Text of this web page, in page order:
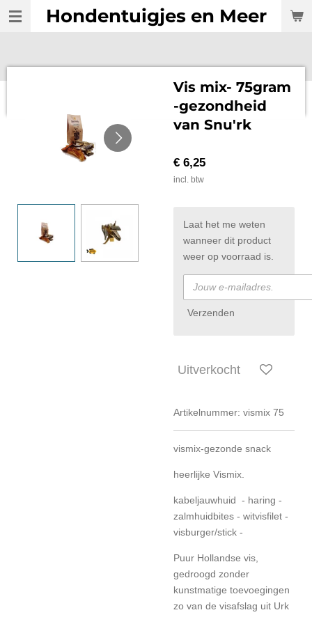
Ga
direct
Hondentuigjes en Meer
Vis mix- 75gram
-gezondheid
van Snu'rk
€ 6,25
incl. btw
Laat het me weten
wanneer dit product
weer op voorraad is.
Verzenden
Uitverkocht
Artikelnummer: vismix 75
vismix-gezonde snack
heerlijke Vismix.
kabeljauwhuid - haring -
zalmhuidbites - witvisfilet -
visburger/stick -
Puur Hollandse vis,
gedroogd zonder
kunstmatige toevoegingen
zo van de visafslag uit Urk